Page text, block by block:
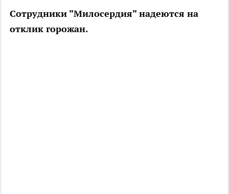
Сотрудники "Милосердия" надеются на
отклик горожан.